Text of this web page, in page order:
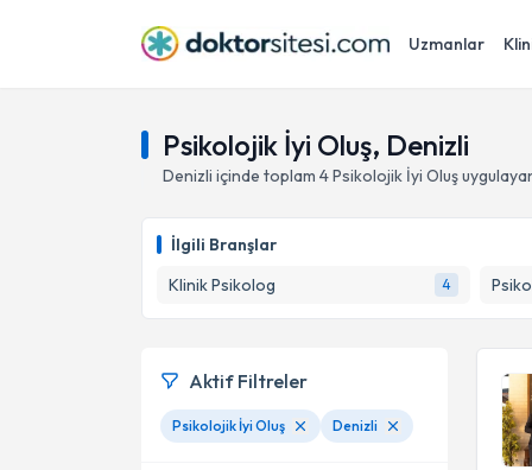
Uzmanlar
Psikolojik İyi Oluş, Denizli
Denizli içinde toplam 4Psikolojik İyi Oluş
İlgili Branşlar
Klinik Psikolog
4
Aktif Filtreler
Psikolojik İyi Oluş Denizli